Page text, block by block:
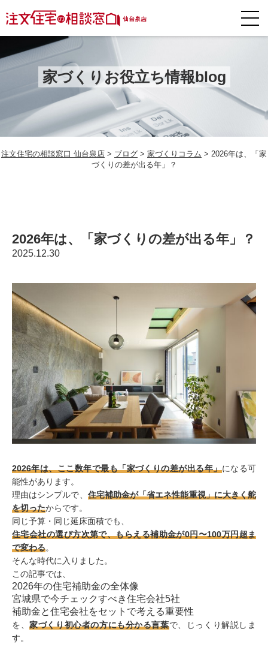
家づくりお役立ち情報blog
注文住宅の相談窓口 仙台泉店 > ブログ > 家づくりコラム > 2026年は、「家
づくりの差が出る年」？
2026年は、「家づくりの差が出る年」？
2025.12.30
2026年は、ここ数年で最も「家づくりの差が出る年」になる可
能性があります。
理由はシンプルで、 住宅補助金が「省エネ性能重視」に大きく舵
を切ったからです。
同じ予算・同じ延床面積でも、
住宅会社の選び方次第で、もらえる補助金が0円〜100万円超ま
で変わる。
そんな時代に入りました。
この記事では、
2026年の住宅補助金の全体像
宮城県で今チェックすべき住宅会社5社
補助金と住宅会社をセットで考える重要性
を、家づくり初心者の方にも分かる言葉で、じっくり解説しま
す。